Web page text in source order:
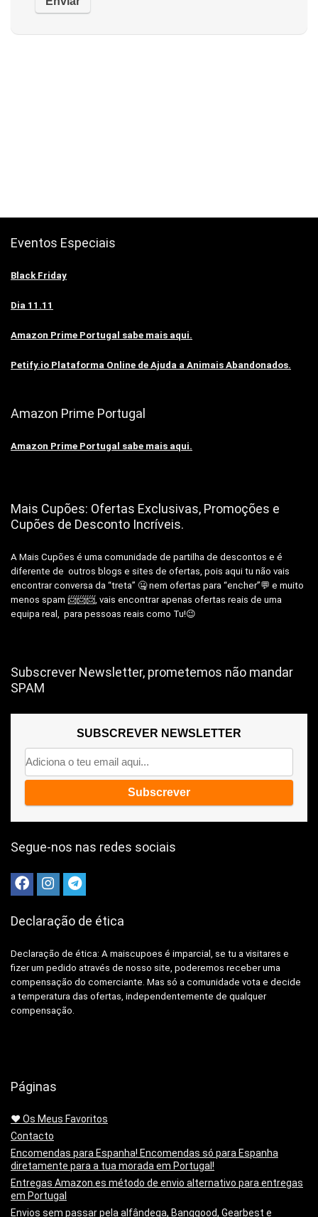
Eventos Especiais
Black Friday
Dia 11.11
Amazon Prime Portugal sabe mais aqui.
Petify.io Plataforma Online de Ajuda a Animais Abandonados.
Amazon Prime Portugal
Amazon Prime Portugal sabe mais aqui.
Mais Cupões: Ofertas Exclusivas, Promoções e
Cupões de Desconto Incríveis.
A Mais Cupões é uma comunidade de partilha de descontos e é
diferente de outros blogs e sites de ofertas, pois aqui tu não vais
encontrar conversa da “treta” 🤐 nem ofertas para “encher”💬 e muito
menos spam 📨📨📨, vais encontrar apenas ofertas reais de uma
equipa real, para pessoas reais como Tu!😉
Subscrever Newsletter, prometemos não mandar
SPAM
SUBSCREVER NEWSLETTER
Segue-nos nas redes sociais
Declaração de ética
Declaração de ética: A maiscupoes é imparcial, se tu a visitares e
fizer um pedido através de nosso site, poderemos receber uma
compensação do comerciante. Mas só a comunidade vota e decide
a temperatura das ofertas, independentemente de qualquer
compensação.
Páginas
❤️ Os Meus Favoritos
Contacto
Encomendas para Espanha! Encomendas só para Espanha
diretamente para a tua morada em Portugal!
Entregas Amazon.es método de envio alternativo para entregas
em Portugal
Envios sem passar pela alfândega, Banggood, Gearbest e